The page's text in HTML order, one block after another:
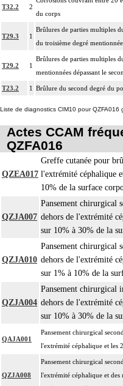
T32.2 2
du corps
T29.3 1
Brûlures de parties multiples
du troisième degré mentionnée
T29.2 1
Brûlures de parties multiples
mentionnées dépassant le
T23.2 1 Brûlure du second degré du
Liste de diagnostics CIM10 pour
Actes CCAM
QZFA016
QZEA017
Greffe cutanée pour
l'extrémité céphalique
10% de la surface
QZJA007
Pansement chirurgical
dehors de l'extrémité
sur 10% à 30% de la
QZJA010
Pansement chirurgical
dehors de l'extrémité
sur 1% à 10% de la
QZJA004
Pansement chirurgical
dehors de l'extrémité
sur 10% à 30% de la
QAJA001
Pansement chirurgical
l'extrémité céphalique et les
QZJA008
Pansement chirurgical
l'extrémité céphalique et des